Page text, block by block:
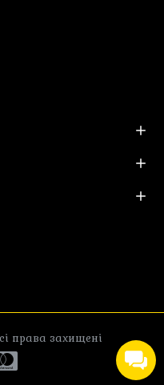
права захищені